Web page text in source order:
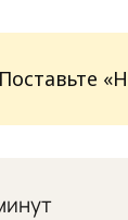
Поставьте